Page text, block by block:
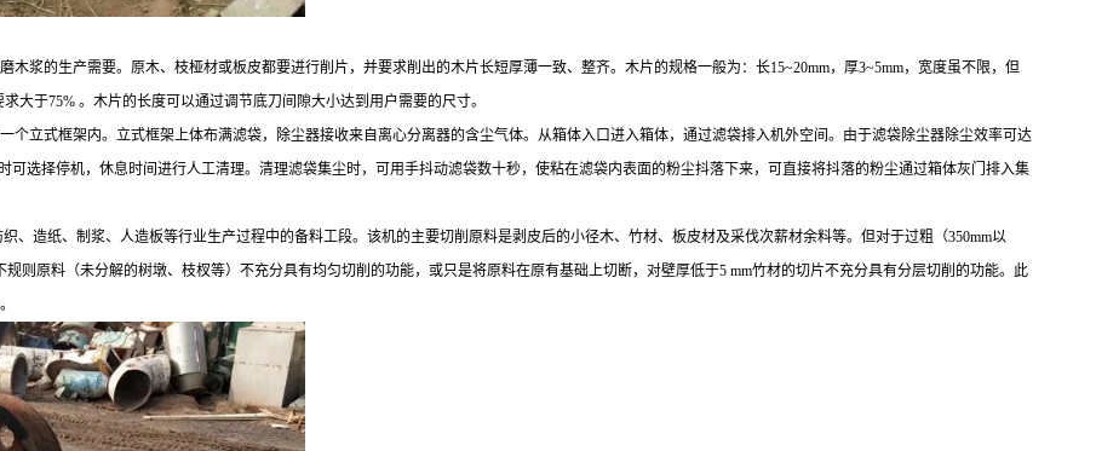
浆的生产需要。原木、枝桠材或板皮都要进行削片，并要求削出的木片长短厚薄一致、整齐。木片的规格一般为：长15~20mm，厚3~5mm，宽度虽不限，但
大于75% 。木片的长度可以通过调节底刀间隙大小达到用户需要的尺寸。
个立式框架内。立式框架上体布满滤袋，除尘器接收来自离心分离器的含尘气体。从箱体入口进入箱体，通过滤袋排入机外空间。由于滤袋除尘器除尘效率可达
可选择停机，休息时间进行人工清理。清理滤袋集尘时，可用手抖动滤袋数十秒，使粘在滤袋内表面的粉尘抖落下来，可直接将抖落的粉尘通过箱体灰门排入集
、造纸、制浆、人造板等行业生产过程中的备料工段。该机的主要切削原料是剥皮后的小径木、竹材、板皮材及采伐次薪材余料等。但对于过粗（350mm以
规则原料（未分解的树墩、枝杈等）不充分具有均匀切削的功能，或只是将原料在原有基础上切断，对壁厚低于5 mm竹材的切片不充分具有分层切削的功能。此